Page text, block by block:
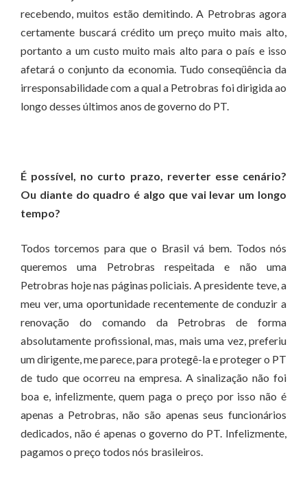
recebendo, muitos estão demitindo. A Petrobras agora
certamente buscará crédito um preço muito mais alto,
portanto a um custo muito mais alto para o país e isso
afetará o conjunto da economia. Tudo conseqüência da
irresponsabilidade com a qual a Petrobras foi dirigida ao
longo desses últimos anos de governo do PT.
É possível, no curto prazo, reverter esse cenário?
Ou diante do quadro é algo que vai levar um longo
tempo?
Todos torcemos para que o Brasil vá bem. Todos nós
queremos uma Petrobras respeitada e não uma
Petrobras hoje nas páginas policiais. A presidente teve, a
meu ver, uma oportunidade recentemente de conduzir a
renovação do comando da Petrobras de forma
absolutamente profissional, mas, mais uma vez, preferiu
um dirigente, me parece, para protegê-la e proteger o PT
de tudo que ocorreu na empresa. A sinalização não foi
boa e, infelizmente, quem paga o preço por isso não é
apenas a Petrobras, não são apenas seus funcionários
dedicados, não é apenas o governo do PT. Infelizmente,
pagamos o preço todos nós brasileiros.